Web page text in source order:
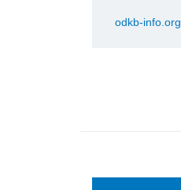
odkb-info.org